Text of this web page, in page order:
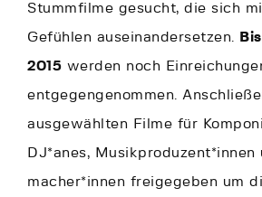
Stummfilme gesucht, die sich
Gefühlen auseinandersetzen.
2015 werden noch
entgegengenommen.
ausgewählten Filme für
DJ*anes, Musikproduzent*innen
macher*innen freigegeben um